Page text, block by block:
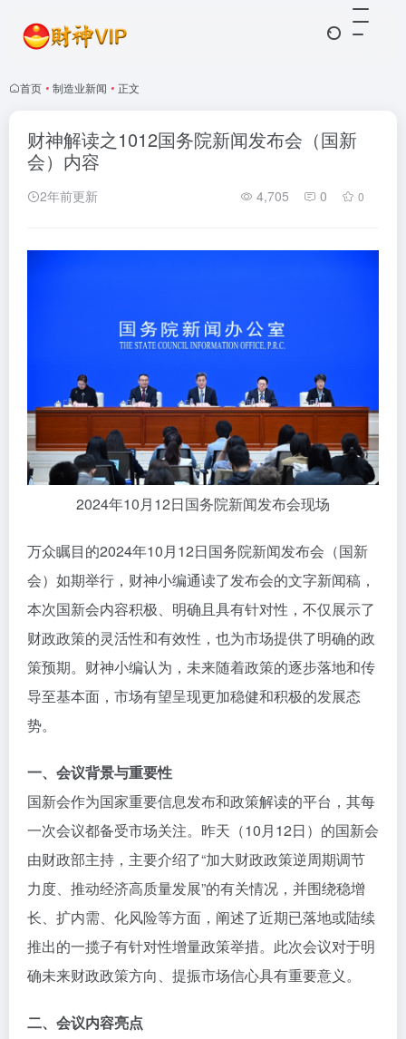
首页 • 制造业新闻 • 正文
财神解读之1012国务院新闻发布会（国新
会）内容
2年前更新 4,705 0 0
2024年10月12日国务院新闻发布会现场
万众瞩目的2024年10月12日国务院新闻发布会（国新
会）如期举行，财神小编通读了发布会的文字新闻稿，
本次国新会内容积极、明确且具有针对性，不仅展示了
财政政策的灵活性和有效性，也为市场提供了明确的政
策预期。财神小编认为，未来随着政策的逐步落地和传
导至基本面，市场有望呈现更加稳健和积极的发展态
势。
一、会议背景与重要性
国新会作为国家重要信息发布和政策解读的平台，其每
一次会议都备受市场关注。昨天（10月12日）的国新会
由财政部主持，主要介绍了“加大财政政策逆周期调节
力度、推动经济高质量发展”的有关情况，并围绕稳增
长、扩内需、化风险等方面，阐述了近期已落地或陆续
推出的一揽子有针对性增量政策举措。此次会议对于明
确未来财政政策方向、提振市场信心具有重要意义。
二、会议内容亮点